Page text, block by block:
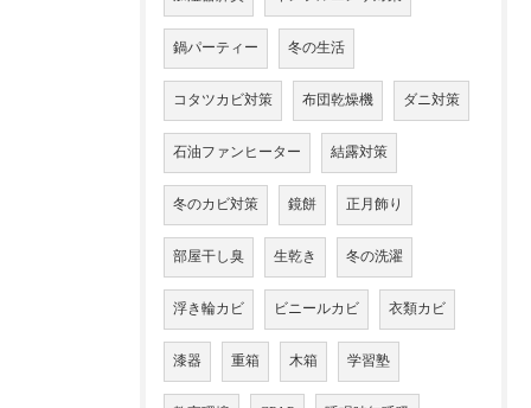
鍋パーティー 冬の生活
コタツカビ対策 布団乾燥機 ダニ対策
石油ファンヒーター 結露対策
冬のカビ対策 鏡餅 正月飾り
部屋干し臭 生乾き 冬の洗濯
浮き輪カビ ビニールカビ 衣類カビ
漆器 重箱 木箱 学習塾